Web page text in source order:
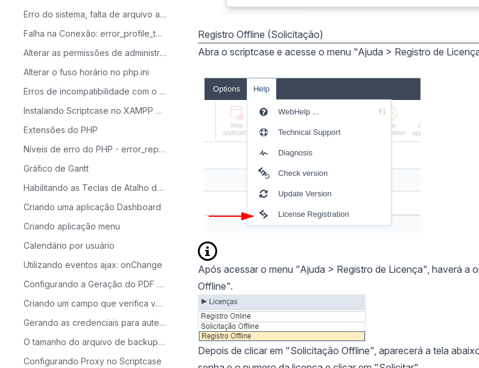
Erro do sistema, falta de arquivo api-ms-win-crt-runtime-l1-1-0.dll
Falha na Conexão: error_profile_test_module
Alterar as permissões de administrador
Alterar o fuso horário no php.ini
Erros de incompatibilidade com o PHP 7.0 após a conversão
Instalando Scriptcase no XAMPP com PHP 8.1 - Windows
Extensões do PHP
Níveis de erro do PHP - error_reporting
Gráfico de Gantt
Habilitando as Teclas de Atalho do Scriptcase
Criando uma aplicação Dashboard
Criando aplicação menu
Calendário por usuário
Utilizando eventos ajax: onChange
Configurando a Geração do PDF - Grid
Criando um campo que verifica valores em outra tabela
Gerando as credenciais para autenticação com Facebook
O tamanho do arquivo de backup é maior que o suportado pelo PHP
Configurando Proxy no Scriptcase
Registro Offline (Solicitação)
Abra o scriptcase e acesse o menu "Ajuda > Registro de
Após acessar o menu "Ajuda > Registro de Licença", haverá a
Offline".
Depois de clicar em "Solicitação Offline", aparecerá a tela